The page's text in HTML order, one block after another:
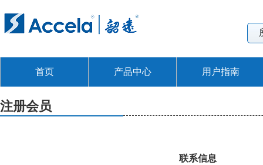
首页 产品中心 用户指南
注册会员
联系信息